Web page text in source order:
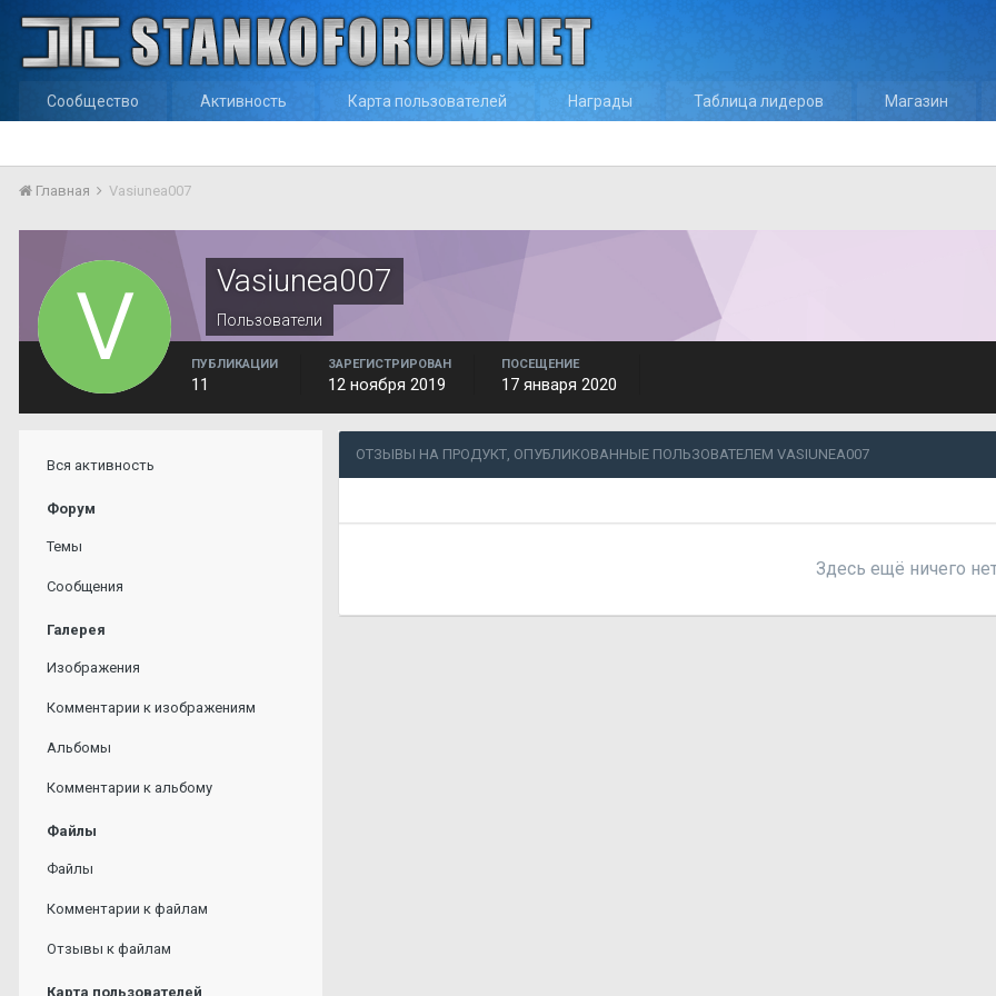
Сообщество Активность Карта пользователей Награды Таблица лидеров Магазин
Главная Vasiunea007
Vasiunea007
Пользователи
ПУБЛИКАЦИИ
11
ЗАРЕГИСТРИРОВАН
12 ноября 2019
ПОСЕЩЕНИЕ
17 января 2020
Вся активность
Форум
Темы
Сообщения
Галерея
Изображения
Комментарии к изображениям
Альбомы
Комментарии к альбому
Файлы
Файлы
Комментарии к файлам
Отзывы к файлам
Карта пользователей
ОТЗЫВЫ НА ПРОДУКТ, ОПУБЛИКОВАННЫЕ ПОЛЬЗОВАТЕЛЕМ VASIUNEA007
Здесь ещё ничего